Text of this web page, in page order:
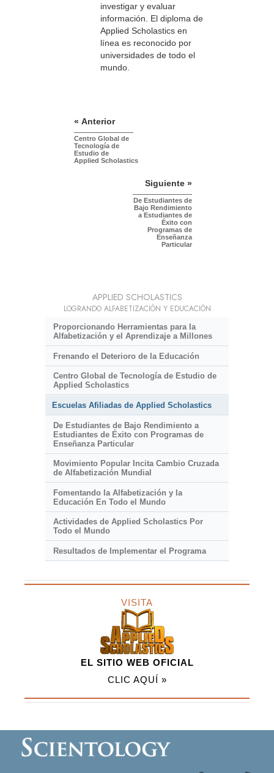
investigar y evaluar
información. El diploma de
Applied Scholastics en
línea es reconocido por
universidades de todo el
mundo.
« Anterior
Centro Global de
Tecnología de
Estudio de
Applied Scholastics
Siguiente »
De Estudiantes de
Bajo Rendimiento
a Estudiantes de
Éxito con
Programas de
Enseñanza
Particular
APPLIED SCHOLASTICS
LOGRANDO ALFABETIZACIÓN Y EDUCACIÓN
Proporcionando Herramientas para la
Alfabetización y el Aprendizaje a Millones
Frenando el Deterioro de la Educación
Centro Global de Tecnología de Estudio de
Applied Scholastics
Escuelas Afiliadas de Applied Scholastics
De Estudiantes de Bajo Rendimiento a
Estudiantes de Éxito con Programas de
Enseñanza Particular
Movimiento Popular Incita Cambio Cruzada
de Alfabetización Mundial
Fomentando la Alfabetización y la
Educación En Todo el Mundo
Actividades de Applied Scholastics Por
Todo el Mundo
Resultados de Implementar el Programa
VISITA
EL SITIO WEB OFICIAL
CLIC AQUÍ »